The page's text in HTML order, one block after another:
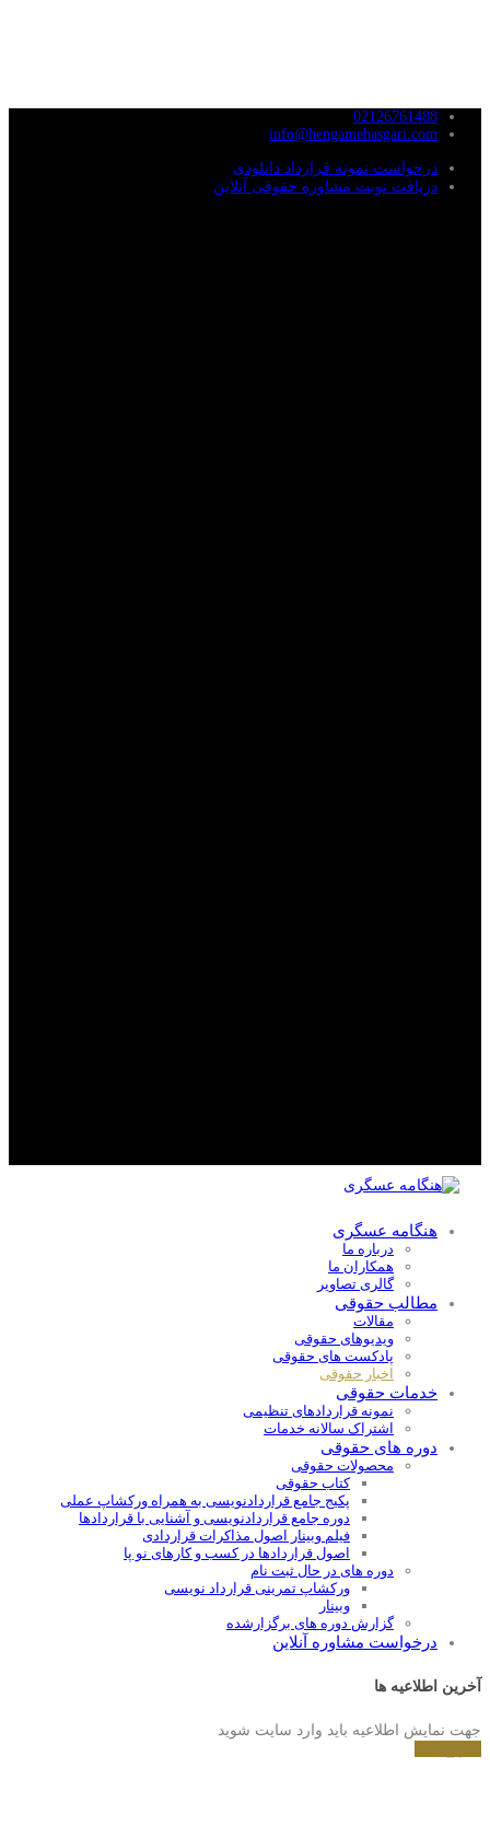
02126761488
info@hengamehasgari.com
درخواست نمونه قرارداد دانلودی
دریافت نوبت مشاوره حقوقی آنلاین
هنگامه عسگری
درباره ما
همکاران ما
گالری تصاویر
مطالب حقوقی
مقالات
ویدیوهای حقوقی
پادکست های حقوقی
اخبار حقوقی
خدمات حقوقی
نمونه قراردادهای تنظیمی
اشتراک سالانه خدمات
دوره های حقوقی
محصولات حقوقی
کتاب حقوقی
پکیج جامع قراردادنویسی به همراه ورکشاپ عملی
دوره جامع قراردادنويسی و آشنايی با قراردادها
فیلم وبینار اصول مذاکرات قراردادی
اصول قراردادها در کسب و کارهای نو پا
دوره های در حال ثبت نام
ورکشاپ تمرینی قرارداد نویسی
وبینار
گزارش دوره های برگزارشده
درخواست مشاوره آنلاین
آخرین اطلاعیه ها
جهت نمایش اطلاعیه باید وارد سایت شوید